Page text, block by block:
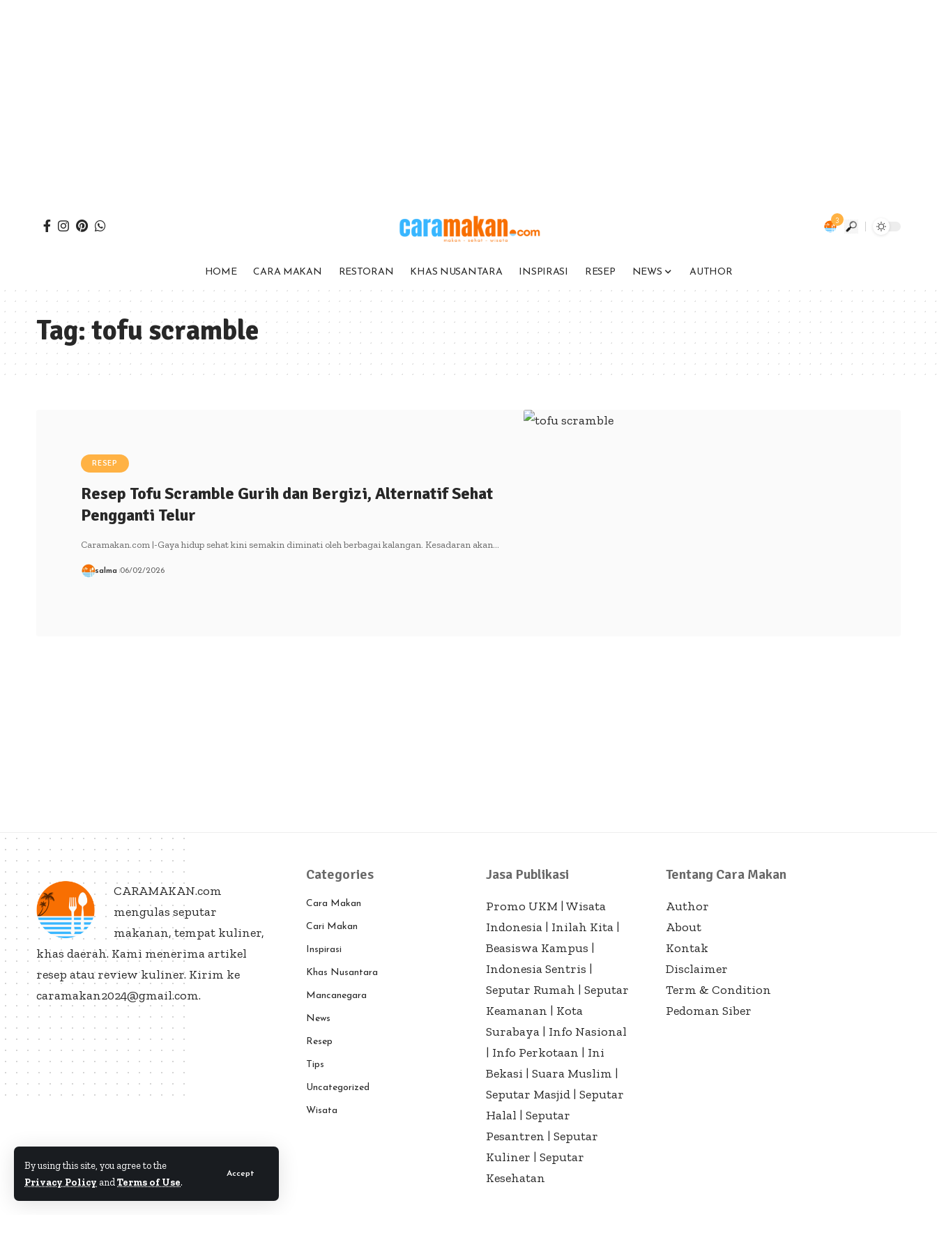
By using this site, you agree to the
Privacy Policy andTerms of Use.
Accept
3
HOME CARA MAKAN RESTORAN KHAS NUSANTARA INSPIRASI RESEP NEWS AUTHOR
Tag:tofu scramble
RESEP
Resep Tofu Scramble Gurih dan Bergizi, Alternatif Sehat
Pengganti Telur
Caramakan.com |-Gaya hidup sehat kini semakin diminati oleh berbagai kalangan. Kesadaran akan…
salma 06/02/2026
CARAMAKAN.com
mengulas seputar
makanan, tempat kuliner,
khas daerah. Kami menerima artikel
resep atau review kuliner. Kirim ke
caramakan2024@gmail.com.
Categories
Cara Makan
Cari Makan
Inspirasi
Khas Nusantara
Mancanegara
News
Resep
Tips
Uncategorized
Wisata
Jasa Publikasi
Promo UKM | Wisata
Indonesia | Inilah Kita |
Beasiswa Kampus |
Indonesia Sentris |
Seputar Rumah | Seputar
Keamanan | Kota
Surabaya | Info Nasional
| Info Perkotaan | Ini
Bekasi | Suara Muslim |
Seputar Masjid | Seputar
Halal | Seputar
Pesantren | Seputar
Kuliner | Seputar
Kesehatan
Tentang Cara Makan
Author
About
Kontak
Disclaimer
Term & Condition
Pedoman Siber